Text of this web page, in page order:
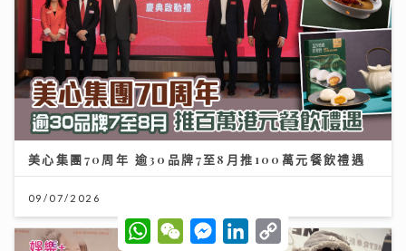
美心集團70周年 逾30品牌7至8月推100萬元餐飲禮遇
09/07/2026
W
h
W
e
M
e
L
C
o